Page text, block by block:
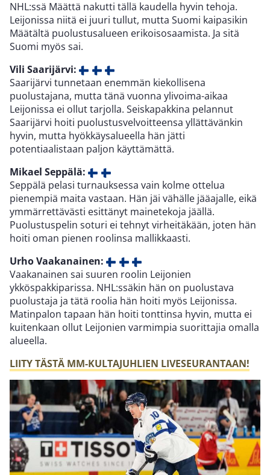
NHL:ssä Määttä nakutti tällä kaudella hyvin tehoja.
Leijonissa niitä ei juuri tullut, mutta Suomi kaipasikin
Määtältä puolustusalueen erikoisosaamista. Ja sitä
Suomi myös sai.
Vili Saarijärvi:
Saarijärvi tunnetaan enemmän kiekollisena
puolustajana, mutta tänä vuonna ylivoima-aikaa
Leijonissa ei ollut tarjolla. Seiskapakkina pelannut
Saarijärvi hoiti puolustusvelvoitteensa yllättävänkin
hyvin, mutta hyökkäysalueella hän jätti
potentiaalistaan paljon käyttämättä.
Mikael Seppälä:
Seppälä pelasi turnauksessa vain kolme ottelua
pienempiä maita vastaan. Hän jäi vähälle jääajalle, eikä
ymmärrettävästi esittänyt mainetekoja jäällä.
Puolustuspelin soturi ei tehnyt virheitäkään, joten hän
hoiti oman pienen roolinsa mallikkaasti.
Urho Vaakanainen:
Vaakanainen sai suuren roolin Leijonien
ykköspakkiparissa. NHL:ssäkin hän on puolustava
puolustaja ja tätä roolia hän hoiti myös Leijonissa.
Matinpalon tapaan hän hoiti tonttinsa hyvin, mutta ei
kuitenkaan ollut Leijonien varmimpia suorittajia omalla
alueella.
LIITY TÄSTÄ MM-KULTAJUHLIEN LIVESEURANTAAN!